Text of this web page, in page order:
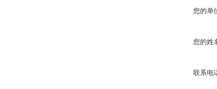
您的单
您的姓
联系电